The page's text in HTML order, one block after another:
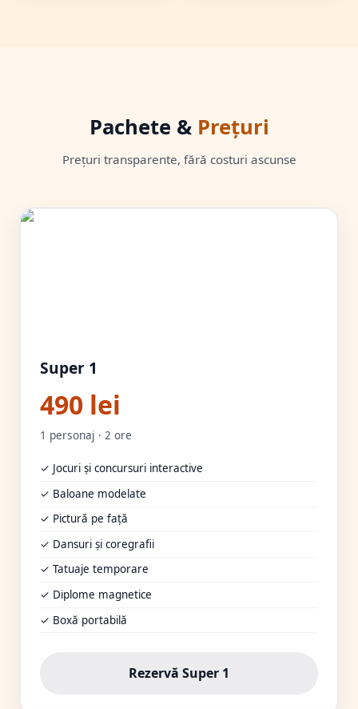
Pachete & Prețuri
Prețuri transparente, fără costuri ascunse
Super 1
490 lei
1 personaj · 2 ore
✓ Jocuri și concursuri interactive
✓ Baloane modelate
✓ Pictură pe față
✓ Dansuri și coregrafii
✓ Tatuaje temporare
✓ Diplome magnetice
✓ Boxă portabilă
Rezervă Super 1